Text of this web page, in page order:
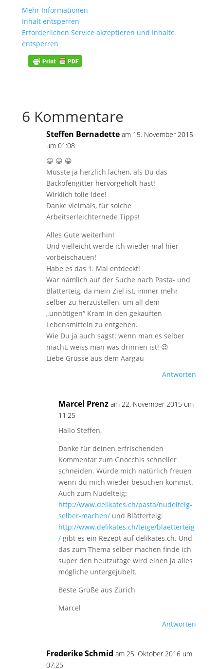
Mehr Informationen
Inhalt entsperren
Erforderlichen Service akzeptieren und Inhalte
entsperren
6 Kommentare
Steffen Bernadette am 15. November 2015
um 01:08
😀 😀 😀
Musste ja herzlich lachen, als Du das
Backofengitter hervorgeholt hast!
Wirklich tolle Idee!
Danke vielmals, für solche
Arbeitserleichternede Tipps!
Alles Gute weiterhin!
Und vielleicht werde ich wieder mal hier
vorbeischauen!
Habe es das 1. Mal entdeckt!
War nämlich auf der Suche nach Pasta- und
Blätterteig, da mein Ziel ist, immer mehr
selber zu herzustellen, um all dem
„unnötigen“ Kram in den gekauften
Lebensmitteln zu entgehen.
Wie Du ja auch sagst: wenn man es selber
macht, weiss man was drinnen ist! 😉
Liebe Grüsse aus dem Aargau
Antworten
Marcel Prenz am 22. November 2015 um
11:25
Hallo Steffen,
Danke für deinen erfrischenden
Kommentar zum Gnocchis schneller
schneiden. Würde mich natürlich freuen
wenn du mich wieder besuchen kommst.
Auch zum Nudelteig:
http://www.delikates.ch/pasta/nudelteig-
selber-machen/und Blätterteig:
http://www.delikates.ch/teige/blaetterteig
/gibt es ein Rezept auf delikates.ch. Und
das zum Thema selber machen finde ich
super den heutzutage wird einen ja alles
mögliche untergejubelt.
Beste Grüße aus Zürich
Marcel
Antworten
Frederike Schmid am 25. Oktober 2016 um
07:25